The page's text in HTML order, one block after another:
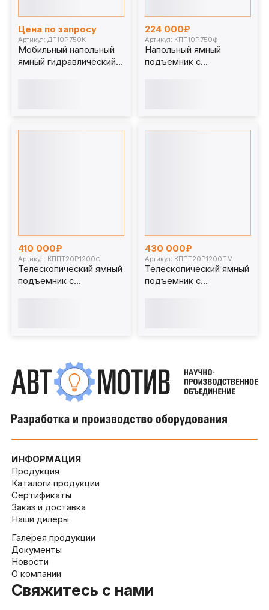
Цена по запросу
Артикул: ДП10Р750К
Мобильный напольный
ямный гидравлический
224 000₽
Артикул: КПП10Р750Ф
Напольный ямный
подъемник с
410 000₽
Артикул: КППТ20Р1200Ф
Телескопический ямный
подъемник с
430 000₽
Артикул: КППТ20Р1200ПМ
Телескопический ямный
подъемник с
ИНФОРМАЦИЯ
Продукция
Каталоги продукции
Сертификаты
Заказ и доставка
Наши дилеры
Галерея продукции
Документы
Новости
О компании
Свяжитесь с нами